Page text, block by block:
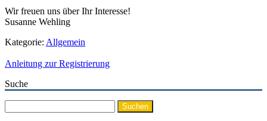
Wir freuen uns über Ihr Interesse!
Susanne Wehling
Kategorie: Allgemein
Anleitung zur Registrierung
Suche
nach: